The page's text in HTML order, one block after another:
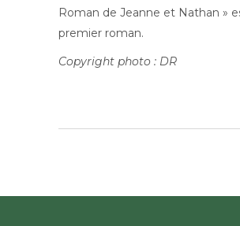
Roman de Jeanne et Nathan »
premier roman.
Copyright photo : DR